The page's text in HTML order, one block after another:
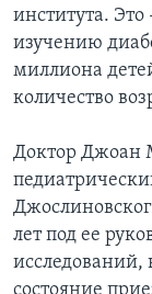
института.
изучению
миллиона
количество
Доктор Джоан
лет под ее
исследований,